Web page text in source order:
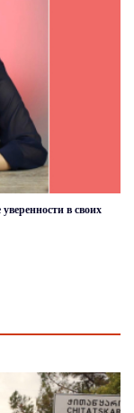
в своих